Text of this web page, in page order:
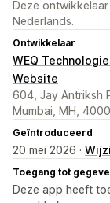
Deze
Nederlands.
Ontwikkelaar
WEQ
Website
604, Jay Antriksh
Mumbai, MH,
Geïntroduceerd
20 mei 2026 ·
Toegang tot
Deze app heeft